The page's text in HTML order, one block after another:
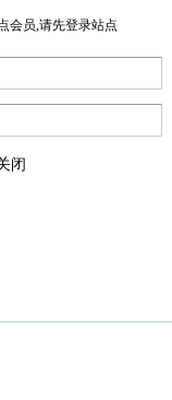
会员,请先登录站点
闭